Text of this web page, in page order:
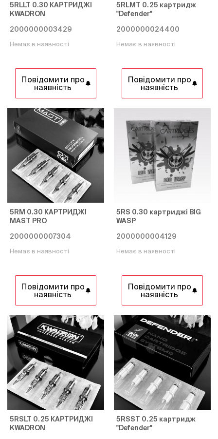
5RLLT 0.30 КАРТРИДЖІ
KWADRON
2000000003429
Немає в наявності
Повідомити про
наявність
5RLMT 0.25 картридж
"Defender"
2000000024400
Немає в наявності
Повідомити про
наявність
5RM 0.30 КАРТРИДЖІ
MAST PRO
2000000007304
Немає в наявності
Повідомити про
наявність
5RS 0.30 картриджі BIG
WASP
2000000004129
Немає в наявності
Повідомити про
наявність
5RSLT 0.25 КАРТРИДЖІ
KWADRON
5RSST 0.25 картридж
"Defender"